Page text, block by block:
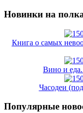
Новинки на
Книга о самых
Вино и
Часодеи
Популярные